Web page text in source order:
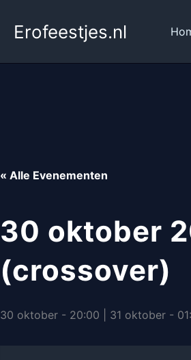
Erofeestjes.nl
« Alle Evenementen
30 oktober
(crossover)
30 oktober - 20:00 31 oktober -